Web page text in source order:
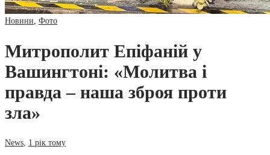
Новини Фото
Митрополит Епіфаній у
Вашингтоні: «Молитва і
правда – наша зброя проти
зла»
News 1 рік тому